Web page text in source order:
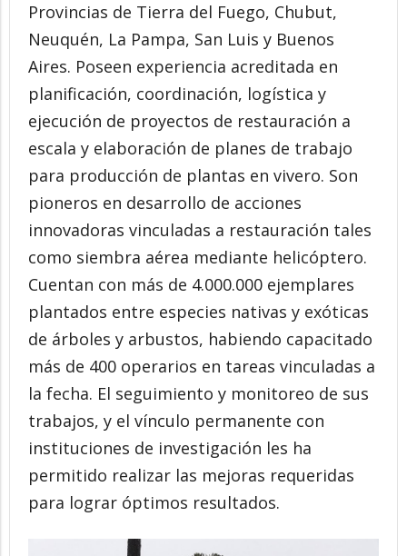
Provincias de Tierra del Fuego, Chubut,
Neuquén, La Pampa, San Luis y Buenos
Aires. Poseen experiencia acreditada en
planificación, coordinación, logística y
ejecución de proyectos de restauración a
escala y elaboración de planes de trabajo
para producción de plantas en vivero. Son
pioneros en desarrollo de acciones
innovadoras vinculadas a restauración tales
como siembra aérea mediante helicóptero.
Cuentan con más de 4.000.000 ejemplares
plantados entre especies nativas y exóticas
de árboles y arbustos, habiendo capacitado
más de 400 operarios en tareas vinculadas a
la fecha. El seguimiento y monitoreo de sus
trabajos, y el vínculo permanente con
instituciones de investigación les ha
permitido realizar las mejoras requeridas
para lograr óptimos resultados.